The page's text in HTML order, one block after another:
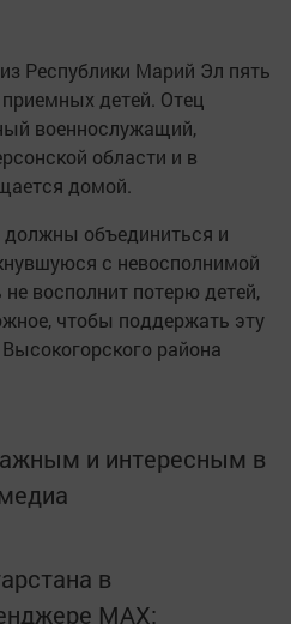
Республики Марий Эл пять
детей. Отец
военнослужащий,
области и в
домой.
объединиться и
с невосполнимой
восполнит потерю детей,
чтобы поддержать эту
района
и интересным в
в
MАХ: